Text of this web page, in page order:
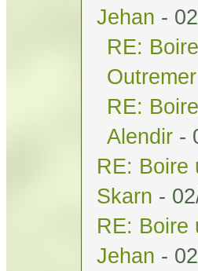
Jehan -
RE:
Outremer
RE:
Alendir -
RE: Boire
Skarn -
RE: Boire
Jehan -